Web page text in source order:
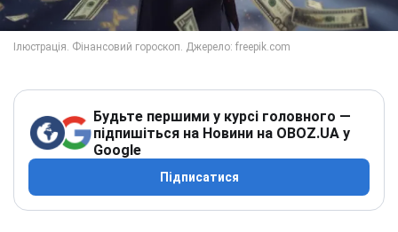
Будьте першими у курсі головного —
підпишіться на Новини на OBOZ.UA у
Google
Підписатися